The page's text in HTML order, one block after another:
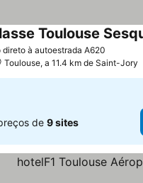
direto à autoestrada A620
Toulouse
Toulouse, a 11.4 km de Saint-Jory
de 9 sites